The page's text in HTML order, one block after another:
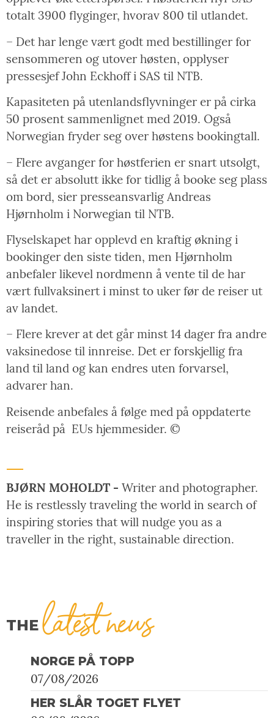
totalt 3900 flyginger, hvorav 800 til utlandet.
– Det har lenge vært godt med bestillinger for
sensommeren og utover høsten, opplyser
pressesjef John Eckhoff i SAS til NTB.
Kapasiteten på utenlandsflyvninger er på cirka
50 prosent sammenlignet med 2019. Også
Norwegian fryder seg over høstens bookingtall.
– Flere avganger for høstferien er snart utsolgt,
så det er absolutt ikke for tidlig å booke seg plass
om bord, sier presseansvarlig Andreas
Hjørnholm i Norwegian til NTB.
Flyselskapet har opplevd en kraftig økning i
bookinger den siste tiden, men Hjørnholm
anbefaler likevel nordmenn å vente til de har
vært fullvaksinert i minst to uker før de reiser ut
av landet.
– Flere krever at det går minst 14 dager fra andre
vaksinedose til innreise. Det er forskjellig fra
land til land og kan endres uten forvarsel,
advarer han.
Reisende anbefales å følge med på oppdaterte
reiseråd på EUs hjemmesider. ©
BJØRN MOHOLDT - Writer and photographer.
He is restlessly traveling the world in search of
inspiring stories that will nudge you as a
traveller in the right, sustainable direction.
THElatest news
NORGE PÅ TOPP
07/08/2026
HER SLÅR TOGET FLYET